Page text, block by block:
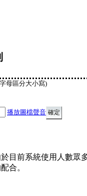
母區分大小寫)
播放圖檔聲音
目前系統使用人數眾
合。